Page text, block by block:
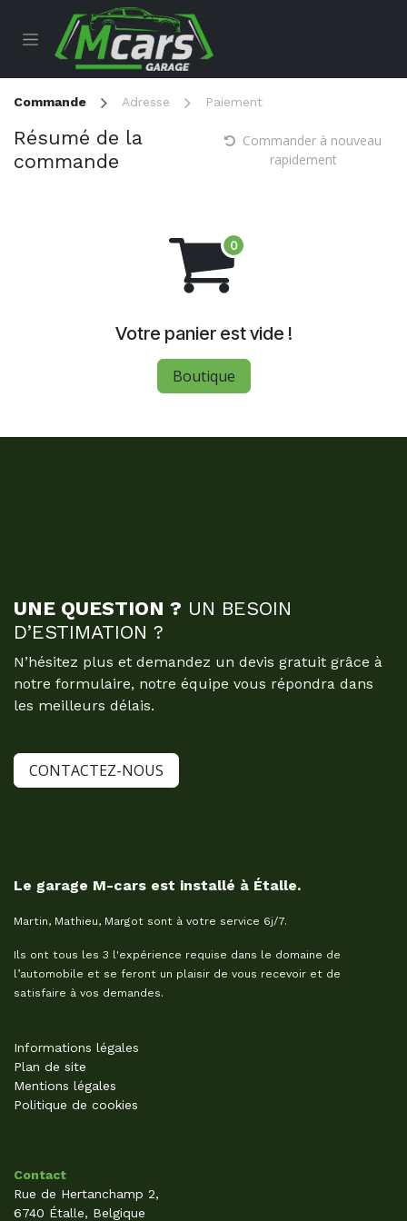
Se rendre au contenu
Commande Adresse Paiement
Résumé de la
commande
Commander à nouveau
rapidement
Votre panier est vide !
Boutique
UNE QUESTION ? UN BESOIN
D’ESTIMATION ?
N’hésitez plus et demandez un devis gratuit grâce à
notre formulaire, notre équipe vous répondra dans
les meilleurs délais.
CONTACTEZ-NOUS
Le garage M-cars est installé à Étalle.
Martin, Mathieu, Margot sont à votre service 6j/7.
Ils ont tous les 3 l'expérience requise dans le domaine de
l’automobile et se feront un plaisir de vous recevoir et de
satisfaire à vos demandes.
Informations légales
Plan de site
Mentions légales
Politique de cookies
Contact
Rue de Hertanchamp 2,
6740 Étalle, Belgique